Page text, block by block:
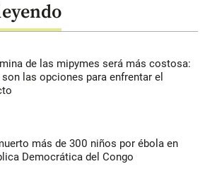
de las mipymes será más costosa:
las opciones para enfrentar el
más de 300 niños por ébola en
Democrática del Congo